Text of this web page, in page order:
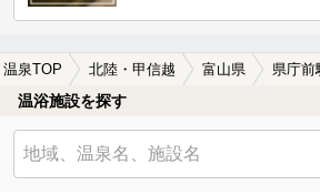
温泉TOP 北陸・甲信越 富山県 県庁前
温浴施設を探す